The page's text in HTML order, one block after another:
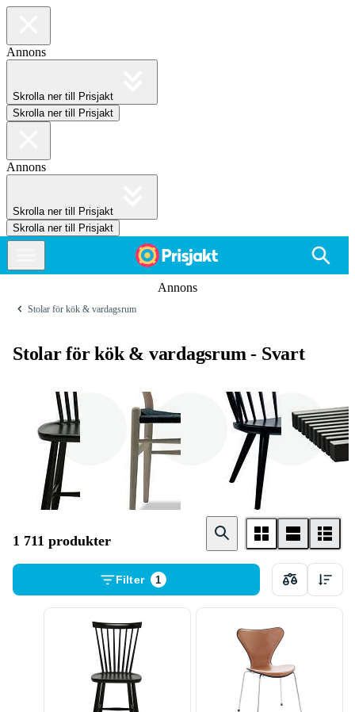
Annons
Skrolla ner till Prisjakt
Skrolla ner till Prisjakt
Annons
Skrolla ner till Prisjakt
Skrolla ner till Prisjakt
Annons
Stolar för kök & vardagsrum
Stolar för kök & vardagsrum - Svart
1 711 produkter
Filter 1